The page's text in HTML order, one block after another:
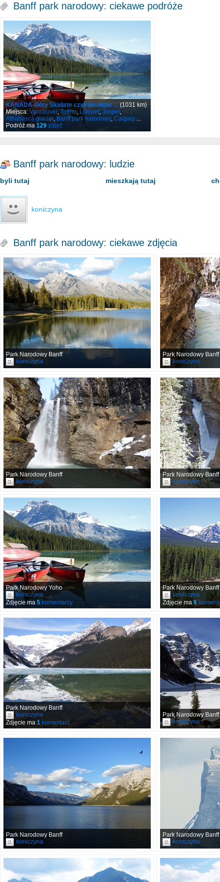
Banff park narodowy: ciekawe podróże
KANADA-Góry Skaliste czyli nieodpar ...(1031 km)
Miejsca: Vancouver, Tofino, Lillooet, Jasper,
Athabasca glacier, Banff park narodowy, Calgary ...
Podróż ma 129 zdjęć
Banff park narodowy: ludzie
byli tutaj
koniczyna
mieszkają tutaj
Banff park narodowy: ciekawe zdjęcia
Park Narodowy Banff
koniczyna
Park Narodowy Banff
koniczyna
Park Narodowy Banff
koniczyna
Park Narodowy Banff
koniczyna
Park Narodowy Yoho
koniczyna
Zdjęcie ma 5 komentarzy
Park Narodowy Banff
koniczyna
Zdjęcie ma6
Park Narodowy Banff
koniczyna
Zdjęcie ma 1 komentarz
Park Narodowy Banff
koniczyna
Park Narodowy Banff
koniczyna
Park Narodowy Banff
koniczyna